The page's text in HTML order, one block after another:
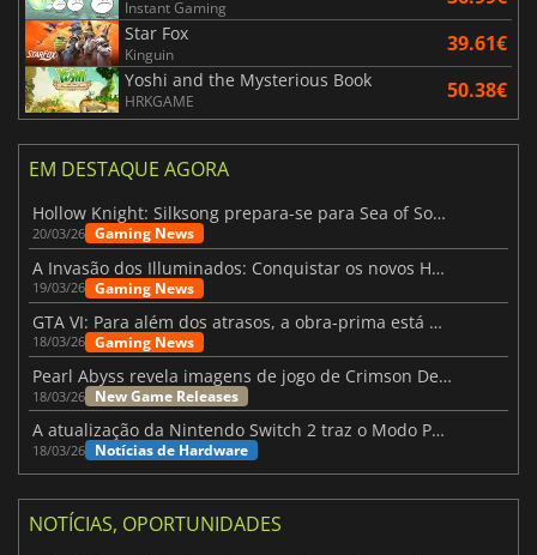
Instant Gaming
Star Fox
Kinguin 39.61€
Yoshi and the Mysterious Book
HRKGAME 50.38€
EM DESTAQUE AGORA
Hollow Knight: Silksong prepara-se para Sea of Sorrow com um patch
20/03/26 Gaming News
A Invasão dos Illuminados: Conquistar os novos Helldivers 2 Atualização!
19/03/26 Gaming News
GTA VI: Para além dos atrasos, a obra-prima está quase a chegar
18/03/26 Gaming News
Pearl Abyss revela imagens de jogo de Crimson Desert para a PS5
18/03/26 New Game Releases
A atualização da Nintendo Switch 2 traz o Modo Portátil aos jogos mais antigos da Switch
18/03/26 Notícias de Hardware
NOTÍCIAS, OPORTUNIDADES